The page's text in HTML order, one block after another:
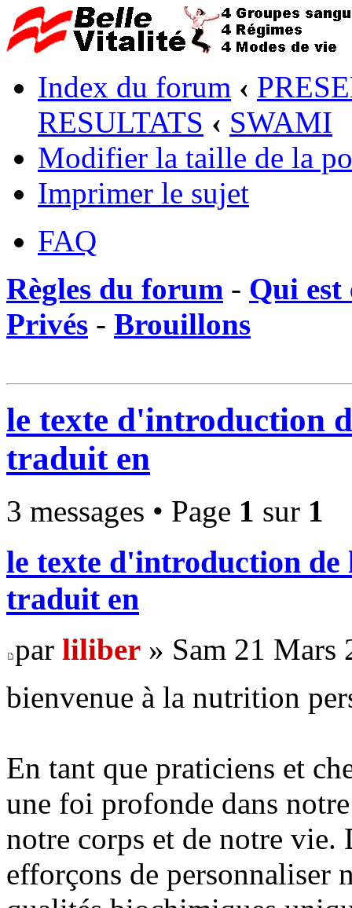
Index du forum ‹
RESULTATS ‹ SWAMI
Modifier la taille de la
Imprimer le sujet
FAQ
Règles du forum - Qui est
Privés - Brouillons
le texte d'introduction
traduit en
3 messages • Page 1 sur 1
le texte d'introduction
traduit en
par liliber » Sam 21 Mars
bienvenue à la nutrition
En tant que praticiens et
une foi profonde dans
notre corps et de notre vie.
efforçons de personnaliser